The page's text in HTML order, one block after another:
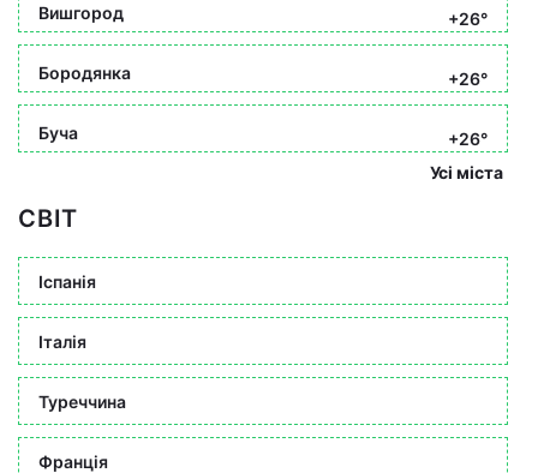
Вишгород +26°
Бородянка +26°
Буча
+26°
Усі міста
СВІТ
Іспанія
Італія
Туреччина
Франція